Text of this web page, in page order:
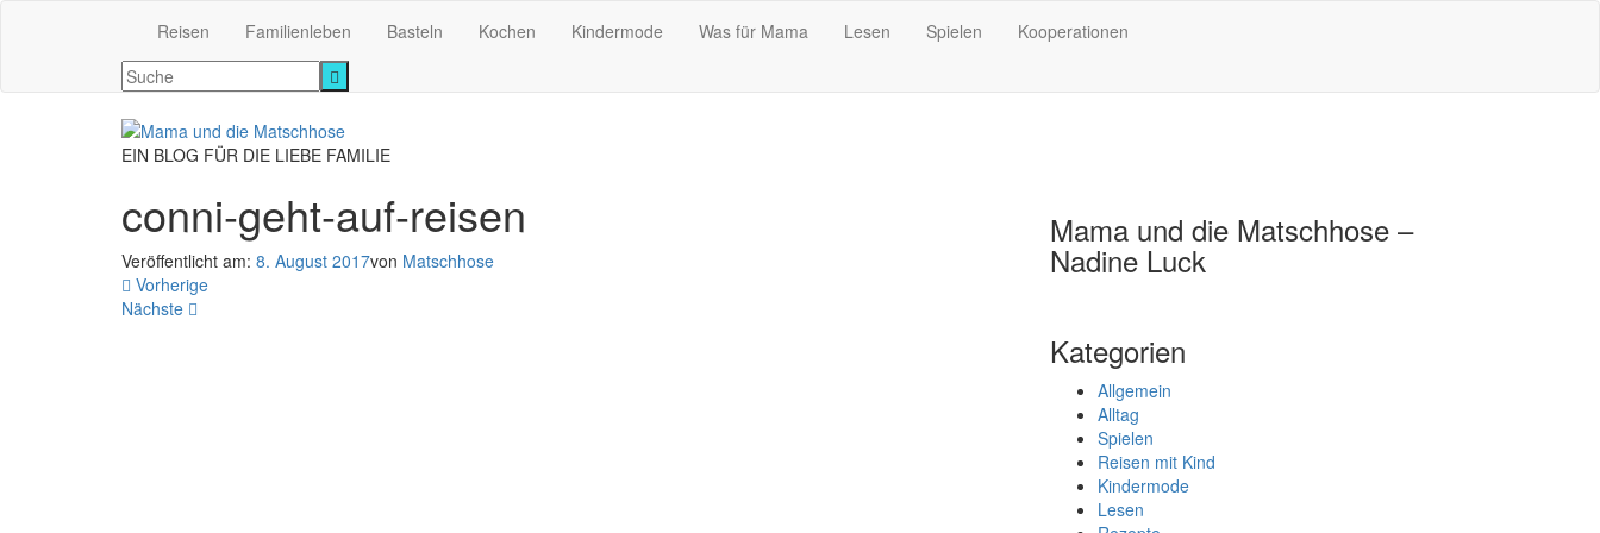
Reisen Familienleben Basteln Kochen Kindermode Was für Mama Lesen Spielen Kooperationen
EIN BLOG FÜR DIE LIEBE FAMILIE
conni-geht-auf-reisen
Veröffentlicht am: 8. August 2017von Matschhose
Vorherige
Nächste
Mama und die Matschhose –
Nadine Luck
Kategorien
Allgemein
Alltag
Spielen
Reisen mit Kind
Kindermode
Lesen